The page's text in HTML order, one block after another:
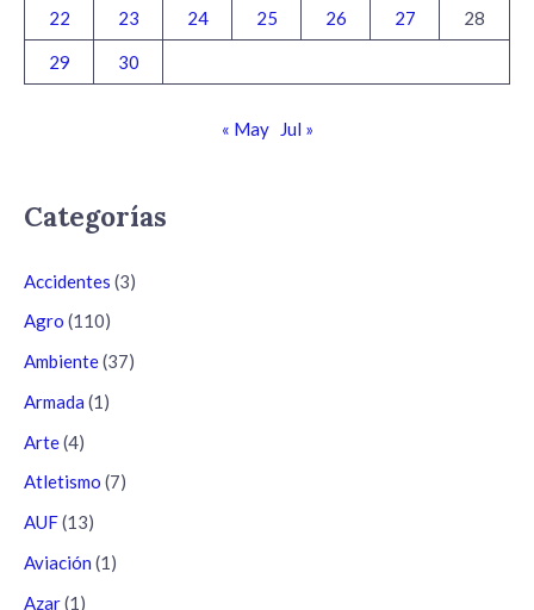
22 23 24 25 26 27 28
29 30
« May Jul »
Categorías
Accidentes (3)
Agro (110)
Ambiente(37)
Armada (1)
Arte(4)
Atletismo (7)
AUF(13)
Aviación (1)
Azar(1)